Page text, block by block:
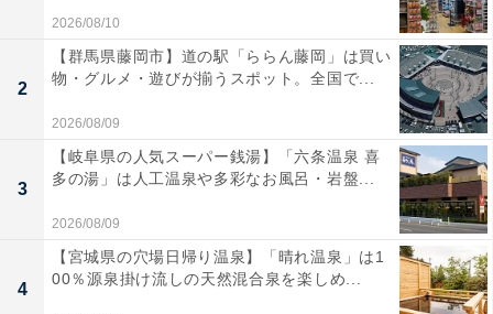
同率2位は、尾田栄一郎さんの代表作『ONE PIECE』
（集英社）でした。
麦わら帽子をかぶった少年、モンキー・D・ルフィが、
海賊王になるためにひとつなぎの大秘宝、ワンピースを
探し、仲間たちと共に航海の旅をしていく冒険アクショ
2026/08/10
2
【群馬県藤岡市】道の駅「ららん藤岡」は買い
物・グルメ・遊びが揃うスポット。全国で...
2026/08/09
3
【岐阜県の人気スーパー銭湯】「六条温泉 喜
多の湯」は人工温泉や多彩なお風呂・岩盤...
2026/08/09
4
【宮城県の穴場日帰り温泉】「晴れ温泉」は1
00％源泉掛け流しの天然混合泉を楽しめ...